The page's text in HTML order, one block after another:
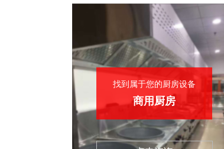
找到属于您的厨房设备
商用厨房